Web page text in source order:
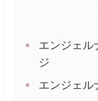
エンジェル
ジ
エンジェル